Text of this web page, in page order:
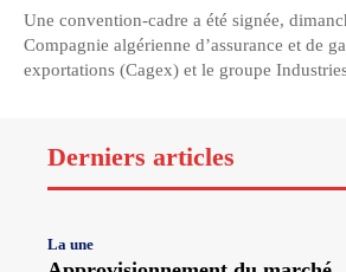
Une convention-cadre a été signée,
Compagnie algérienne d’assurance et de
exportations (Cagex) et le groupe
Derniers articles
La une